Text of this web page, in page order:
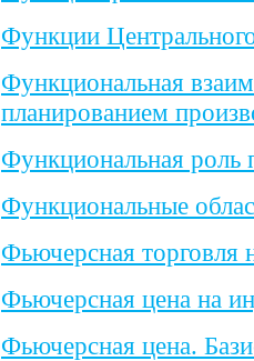
Функции
Функциональная
планированием
Функциональная роль
Функциональные
Фьючерсная торговля
Фьючерсная цена на
Фьючерсная цена.